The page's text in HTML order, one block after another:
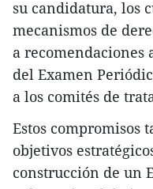
su candidatura, los
mecanismos de
a recomendaciones
del Examen
a los comités de
Estos compromisos
objetivos
construcción de un